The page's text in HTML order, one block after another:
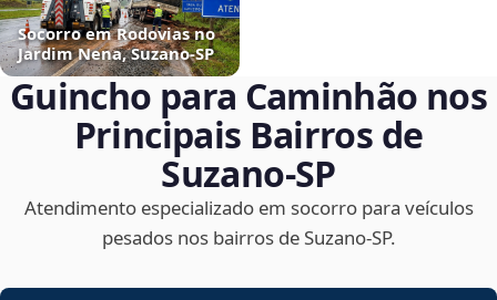
Socorro em Rodovias no
Jardim Nena, Suzano‑SP
Guincho para Caminhão nos
Principais Bairros de
Suzano‑SP
Atendimento especializado em socorro para veículos
pesados nos bairros de Suzano‑SP.